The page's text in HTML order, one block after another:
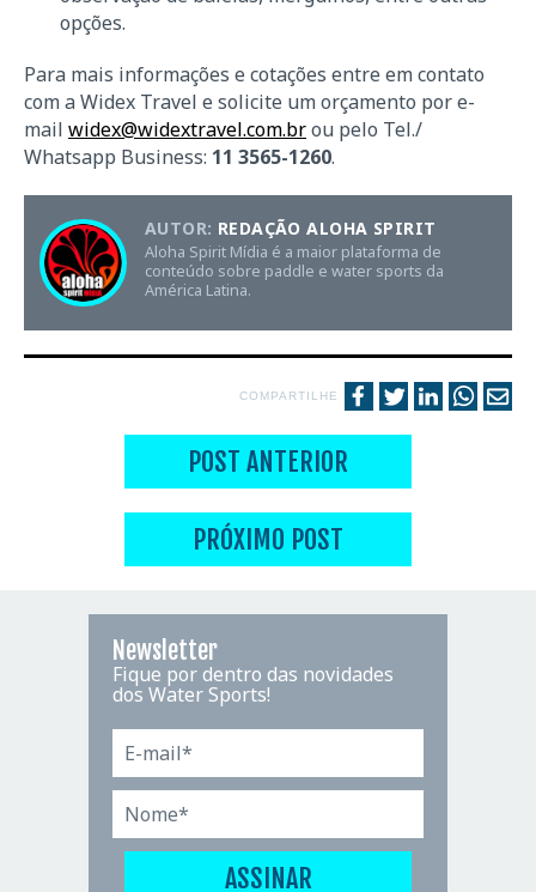
opções.
Para mais informações e cotações entre em contato
com a Widex Travel e solicite um orçamento por e-
mail widex@widextravel.com.brou pelo Tel./
Whatsapp Business: 11 3565-1260.
AUTOR: REDAÇÃO ALOHA SPIRIT
Aloha Spirit Mídia é a maior plataforma de
conteúdo sobre paddle e water sports da
América Latina.
COMPARTILHE
POST ANTERIOR
PRÓXIMO POST
Newsletter
Fique por dentro das novidades
dos Water Sports!